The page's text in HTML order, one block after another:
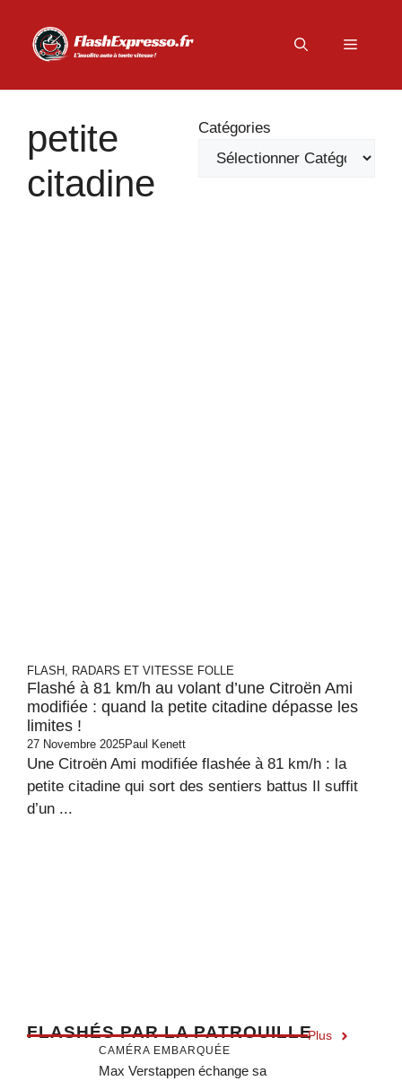
contenu
Menu
petite
citadine
Catégories
FLASH, RADARS ET VITESSE FOLLE
Flashé à 81 km/h au volant d’une Citroën Ami
modifiée : quand la petite citadine dépasse les
limites !
27 Novembre 2025Paul Kenett
Une Citroën Ami modifiée flashée à 81 km/h : la
petite citadine qui sort des sentiers battus Il suffit
d’un ...
FLASHÉS PAR LA PATROUILLEPlus
CAMÉRA EMBARQUÉE
Max Verstappen échange sa